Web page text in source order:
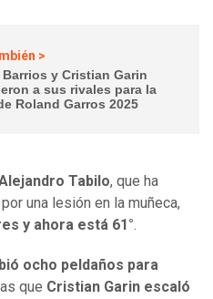
>
Barrios y Cristian Garin
a sus rivales para la
Roland Garros 2025
Tabilo, que ha
una lesión en la muñeca,
y ahora está 61°.
ocho peldaños para
que Cristian Garin escaló